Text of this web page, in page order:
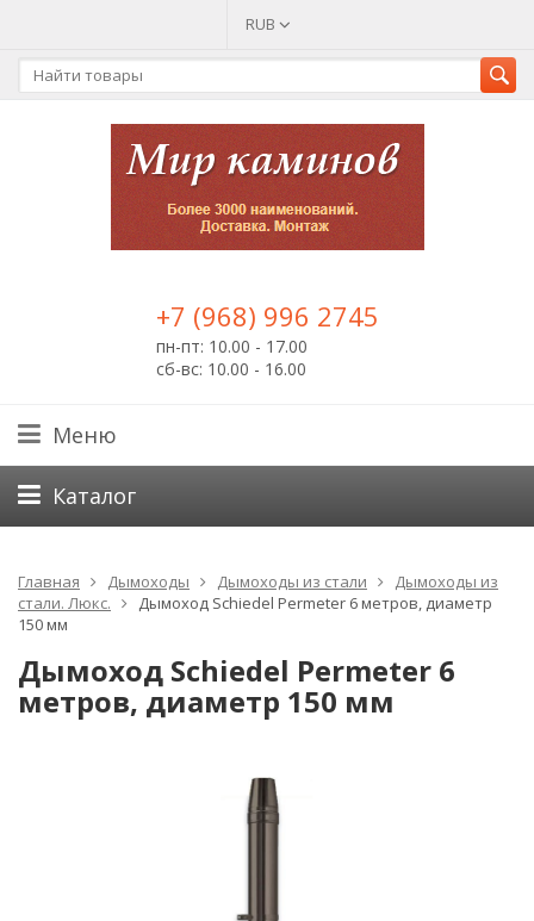
RUB
+7 (968) 996 2745
пн-пт: 10.00 - 17.00
сб-вс: 10.00 - 16.00
Меню
Каталог
Главная Дымоходы Дымоходы из стали
Дымоходы из
стали. Люкс.
Дымоход Schiedel Permeter 6 метров, диаметр
150 мм
Дымоход Schiedel Permeter 6
метров, диаметр 150 мм